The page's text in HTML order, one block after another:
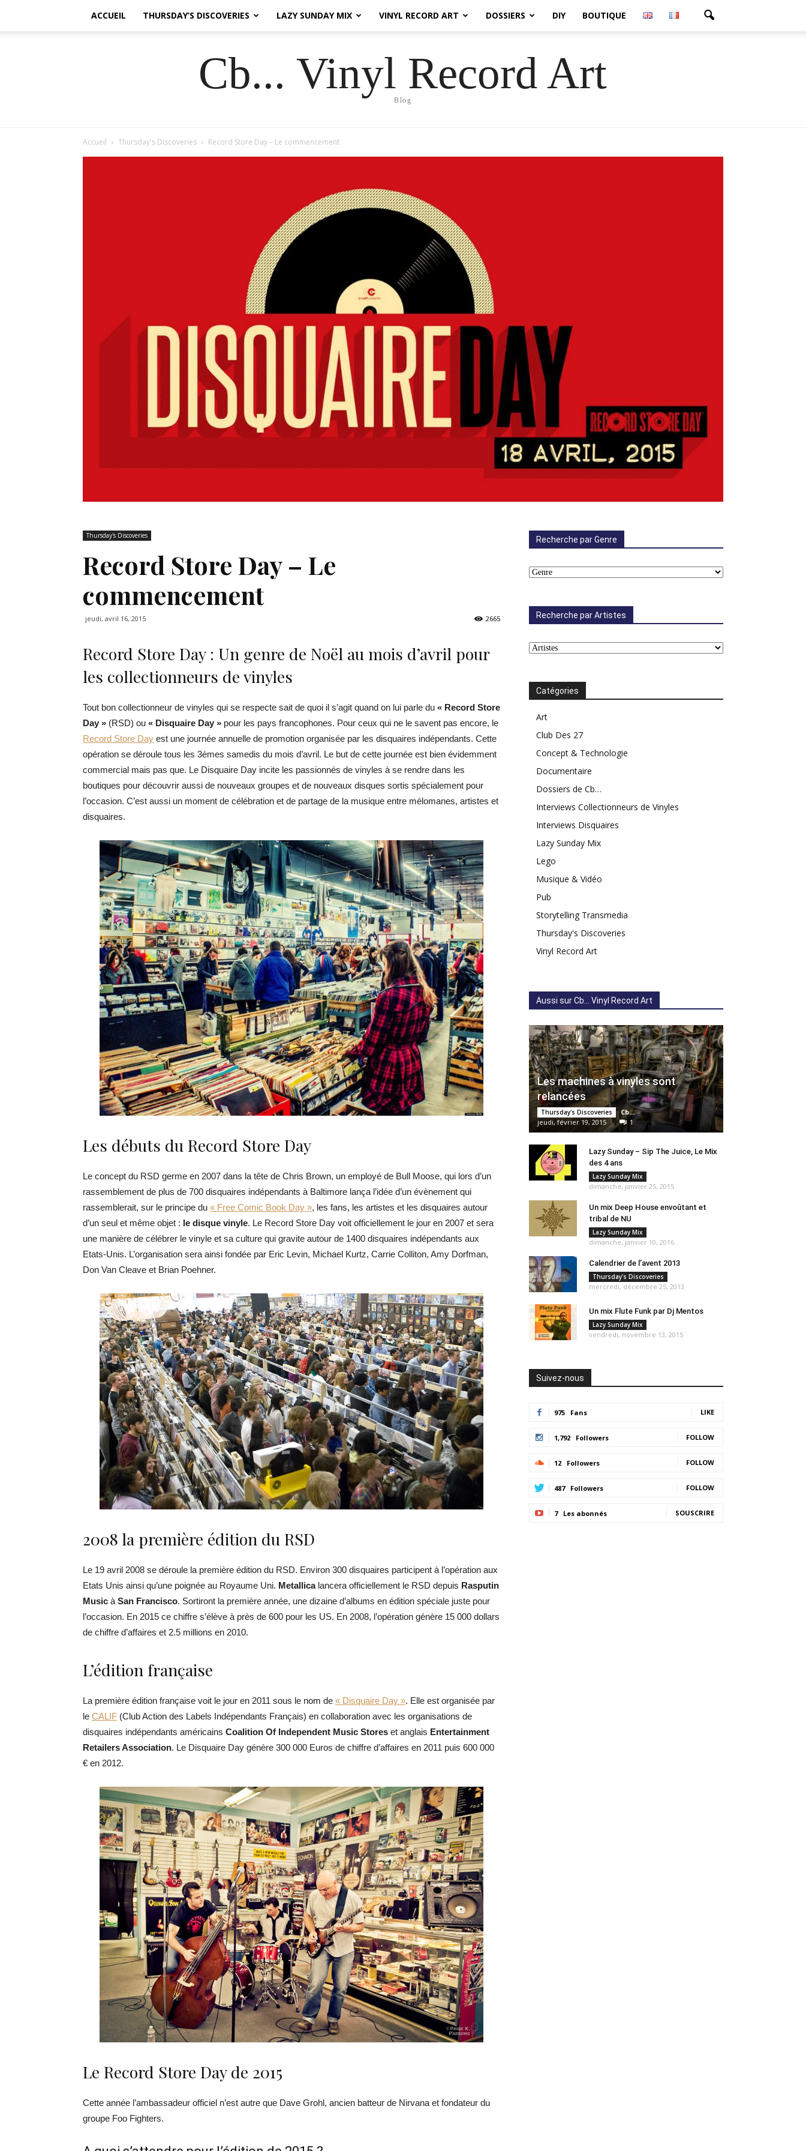
ACCUEIL THURSDAY’S DISCOVERIES LAZY SUNDAY MIX VINYL RECORD ART DOSSIERS DIY BOUTIQUE
Cb... Vinyl Record Art
Blog
Accueil Thursday's Discoveries Record Store Day – Le commencement
Thursday's Discoveries
Record Store Day – Le
commencement
jeudi, avril 16, 2015 2665
Record Store Day : Un genre de Noël au mois d’avril pour
les collectionneurs de vinyles
Tout bon collectionneur de vinyles qui se respecte sait de quoi il s’agit quand on lui parle du « Record Store
Day » (RSD) ou « Disquaire Day » pour les pays francophones. Pour ceux qui ne le savent pas encore, le
Record Store Day est une journée annuelle de promotion organisée par les disquaires indépendants. Cette
opération se déroule tous les 3èmes samedis du mois d’avril. Le but de cette journée est bien évidemment
commercial mais pas que. Le Disquaire Day incite les passionnés de vinyles à se rendre dans les
boutiques pour découvrir aussi de nouveaux groupes et de nouveaux disques sortis spécialement pour
l’occasion. C’est aussi un moment de célébration et de partage de la musique entre mélomanes, artistes et
disquaires.
Les débuts du Record Store Day
Le concept du RSD germe en 2007 dans la tête de Chris Brown, un employé de Bull Moose, qui lors d’un
rassemblement de plus de 700 disquaires indépendants à Baltimore lança l’idée d’un évènement qui
rassemblerait, sur le principe du « Free Comic Book Day », les fans, les artistes et les disquaires autour
d’un seul et même objet : le disque vinyle. Le Record Store Day voit officiellement le jour en 2007 et sera
une manière de célébrer le vinyle et sa culture qui gravite autour de 1400 disquaires indépendants aux
Etats-Unis. L’organisation sera ainsi fondée par Eric Levin, Michael Kurtz, Carrie Colliton, Amy Dorfman,
Don Van Cleave et Brian Poehner.
2008 la première édition du RSD
Le 19 avril 2008 se déroule la première édition du RSD. Environ 300 disquaires participent à l’opération aux
Etats Unis ainsi qu’une poignée au Royaume Uni. Metallicalancera officiellement le RSD depuis Rasputin
Music à San Francisco. Sortiront la première année, une dizaine d’albums en édition spéciale juste pour
l’occasion. En 2015 ce chiffre s’élève à près de 600 pour les US. En 2008, l’opération génère 15 000 dollars
de chiffre d’affaires et 2.5 millions en 2010.
L’édition française
La première édition française voit le jour en 2011 sous le nom de « Disquaire Day ». Elle est organisée par
le CALIF (Club Action des Labels Indépendants Français) en collaboration avec les organisations de
disquaires indépendants américains Coalition Of Independent Music Stores et anglais Entertainment
Retailers Association. Le Disquaire Day génère 300 000 Euros de chiffre d’affaires en 2011 puis 600 000
€ en 2012.
Le Record Store Day de 2015
Cette année l’ambassadeur officiel n’est autre que Dave Grohl, ancien batteur de Nirvana et fondateur du
groupe Foo Fighters.
Recherche par Genre
Recherche par Artistes
Catégories
Art
Club Des 27
Concept & Technologie
Documentaire
Dossiers de Cb…
Interviews Collectionneurs de Vinyles
Interviews Disquaires
Lazy Sunday Mix
Lego
Musique & Vidéo
Pub
Storytelling Transmedia
Thursday's Discoveries
Vinyl Record Art
Aussi sur Cb... Vinyl Record Art
Les machines à vinyles sont
relancées
Thursday's Discoveries Cb... -
jeudi, février 19, 2015
1
Lazy Sunday – Sip The Juice, Le Mix
des 4 ans
Lazy Sunday Mix
dimanche, janvier 25, 2015
Un mix Deep House envoûtant et
tribal de NU
Lazy Sunday Mix
dimanche, janvier 10, 2016
Calendrier de l’avent 2013
Thursday's Discoveries
mercredi, décembre 25, 2013
Un mix Flute Funk par Dj Mentos
Lazy Sunday Mix
vendredi, novembre 13, 2015
Suivez-nous
975 Fans LIKE
1,792 Followers FOLLOW
12 Followers FOLLOW
487 Followers FOLLOW
7 Les abonnés SOUSCRIRE